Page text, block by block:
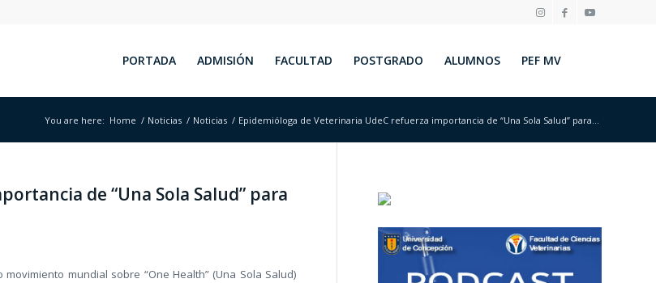
PORTADA ADMISIÓN FACULTAD POSTGRADO ALUMNOS PEF MV
You are here: Home / Noticias / Noticias / Epidemióloga de Veterinaria UdeC refuerza importancia de “Una Sola Salud” para...
de “Una Sola Salud” para
movimiento mundial sobre “One Health” (Una Sola Salud)